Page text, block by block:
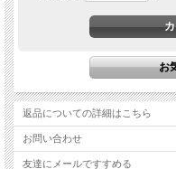
※サイズは商品によって
返品についての詳細はこちら
お問い合わせ
友達にメールですすめる